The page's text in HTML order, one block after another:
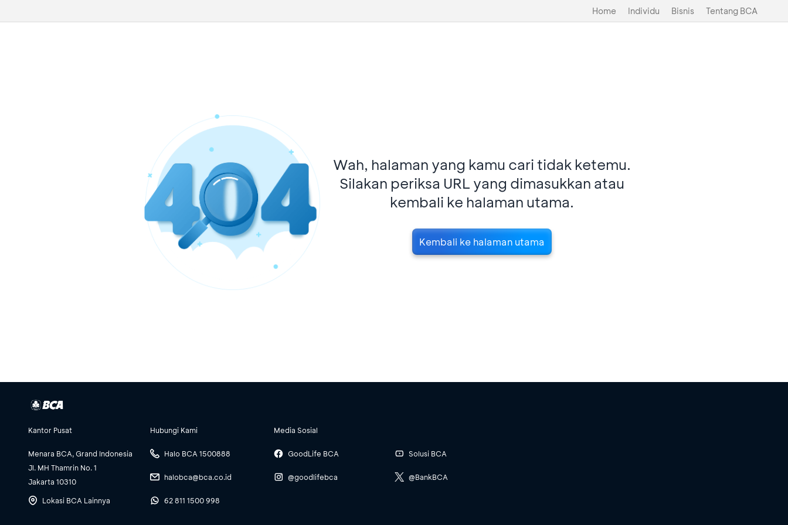
Home Individu Bisnis Tentang BCA
Wah, halaman yang kamu cari tidak ketemu.
Silakan periksa URL yang dimasukkan atau
kembali ke halaman utama.
Kembali ke halaman utama
Kantor Pusat
Menara BCA, Grand Indonesia
Jl. MH Thamrin No. 1
Jakarta 10310
Lokasi BCA Lainnya
Hubungi Kami
Halo BCA 1500888
halobca@bca.co.id
62 811 1500 998
Media Sosial
GoodLife BCA
@goodlifebca
Solusi BCA
@BankBCA